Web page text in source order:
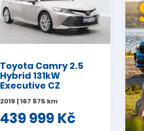
Toyota Camry 2.5
Hybrid 131kW
Executive CZ
2019 | 167 875 km
439 999 Kč